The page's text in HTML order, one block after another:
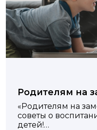
Родителям на
«Родителям на
советы о
детей!